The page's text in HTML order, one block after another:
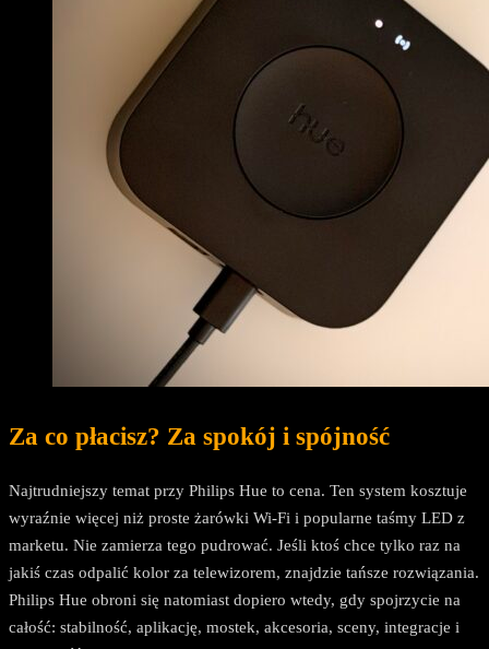
Za co płacisz? Za spokój i spójność
Najtrudniejszy temat przy Philips Hue to cena. Ten system kosztuje
wyraźnie więcej niż proste żarówki Wi-Fi i popularne taśmy LED z
marketu. Nie zamierza tego pudrować. Jeśli ktoś chce tylko raz na
jakiś czas odpalić kolor za telewizorem, znajdzie tańsze rozwiązania.
Philips Hue obroni się natomiast dopiero wtedy, gdy spojrzycie na
całość: stabilność, aplikację, mostek, akcesoria, sceny, integracje i